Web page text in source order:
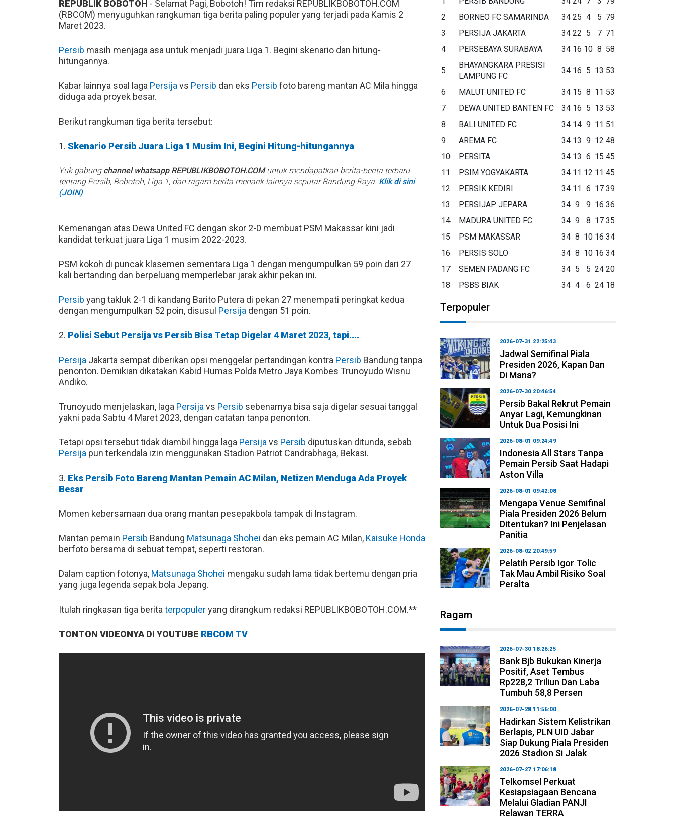
REPUBLIK BOBOTOH - Selamat Pagi, Bobotoh! Tim redaksi REPUBLIKBOBOTOH.COM
(RBCOM) menyuguhkan rangkuman tiga berita paling populer yang terjadi pada Kamis 2
Maret 2023.
Persib masih menjaga asa untuk menjadi juara Liga 1. Begini skenario dan hitung-
hitungannya.
Kabar lainnya soal laga Persija vs Persib dan eks Persib foto bareng mantan AC Mila hingga
diduga ada proyek besar.
Berikut rangkuman tiga berita tersebut:
1. Skenario Persib Juara Liga 1 Musim Ini, Begini Hitung-hitungannya
Yuk gabung channel whatsapp REPUBLIKBOBOTOH.COMuntuk mendapatkan berita-berita terbaru
tentang Persib, Bobotoh, Liga 1, dan ragam berita menarik lainnya seputar Bandung Raya. Klik di sini
(JOIN)
Kemenangan atas Dewa United FC dengan skor 2-0 membuat PSM Makassar kini jadi
kandidat terkuat juara Liga 1 musim 2022-2023.
PSM kokoh di puncak klasemen sementara Liga 1 dengan mengumpulkan 59 poin dari 27
kali bertanding dan berpeluang memperlebar jarak akhir pekan ini.
Persib yang takluk 2-1 di kandang Barito Putera di pekan 27 menempati peringkat kedua
dengan mengumpulkan 52 poin, disusul Persija dengan 51 poin.
2. Polisi Sebut Persija vs Persib Bisa Tetap Digelar 4 Maret 2023, tapi....
Persija Jakarta sempat diberikan opsi menggelar pertandingan kontra Persib Bandung tanpa
penonton. Demikian dikatakan Kabid Humas Polda Metro Jaya Kombes Trunoyudo Wisnu
Andiko.
Trunoyudo menjelaskan, laga Persija vs Persib sebenarnya bisa saja digelar sesuai tanggal
yakni pada Sabtu 4 Maret 2023, dengan catatan tanpa penonton.
Tetapi opsi tersebut tidak diambil hingga laga Persija vs Persib diputuskan ditunda, sebab
Persija pun terkendala izin menggunakan Stadion Patriot Candrabhaga, Bekasi.
3. Eks Persib Foto Bareng Mantan Pemain AC Milan, Netizen Menduga Ada Proyek
Besar
Momen kebersamaan dua orang mantan pesepakbola tampak di Instagram.
Mantan pemain Persib Bandung Matsunaga Shohei dan eks pemain AC Milan, Kaisuke Honda
berfoto bersama di sebuat tempat, seperti restoran.
Dalam caption fotonya, Matsunaga Shohei mengaku sudah lama tidak bertemu dengan pria
yang juga legenda sepak bola Jepang.
Itulah ringkasan tiga berita terpopuleryang dirangkum redaksi REPUBLIKBOBOTOH.COM.**
TONTON VIDEONYA DI YOUTUBE RBCOM TV
2
BORNEO FC SAMARINDA 34 25 4 5 79
3
PERSIJA JAKARTA 34 22 5 7 71
4
PERSEBAYA SURABAYA 34 16 10 8 58
5
BHAYANGKARA PRESISI
LAMPUNG FC
34 16 5 13 53
6 MALUT UNITED FC 34 15 8 11 53
7
DEWA UNITED BANTEN FC 34 16 5 13 53
8
BALI UNITED FC 34 14 9 11 51
9
AREMA FC 34 13 9 12 48
10
PERSITA 34 13 6 15 45
11
PSIM YOGYAKARTA 34 11 12 11 45
12
PERSIK KEDIRI 34 11 6 17 39
13
PERSIJAP JEPARA 34 9 9 16 36
14
MADURA UNITED FC 34 9 8 17 35
15
PSM MAKASSAR 34 8 10 16 34
16
PERSIS SOLO 34 8 10 16 34
17
SEMEN PADANG FC 34 5 5 24 20
18
PSBS BIAK 34 4 6 24 18
Terpopuler
2026-07-31 22:25:43
Jadwal Semifinal Piala
Presiden 2026, Kapan Dan
Di Mana?
2026-07-30 20:46:54
Persib Bakal Rekrut Pemain
Anyar Lagi, Kemungkinan
Untuk Dua Posisi Ini
2026-08-01 09:24:49
Indonesia All Stars Tanpa
Pemain Persib Saat Hadapi
Aston Villa
2026-08-01 09:42:08
Mengapa Venue Semifinal
Piala Presiden 2026 Belum
Ditentukan? Ini Penjelasan
Panitia
2026-08-02 20:49:59
Pelatih Persib Igor Tolic
Tak Mau Ambil Risiko Soal
Peralta
Ragam
2026-07-30 18:26:25
Bank Bjb Bukukan Kinerja
Positif, Aset Tembus
Rp228,2 Triliun Dan Laba
Tumbuh 58,8 Persen
2026-07-28 11:56:00
Hadirkan Sistem Kelistrikan
Berlapis, PLN UID Jabar
Siap Dukung Piala Presiden
2026 Stadion Si Jalak
2026-07-27 17:06:18
Telkomsel Perkuat
Kesiapsiagaan Bencana
Melalui Gladian PANJI
Relawan TERRA